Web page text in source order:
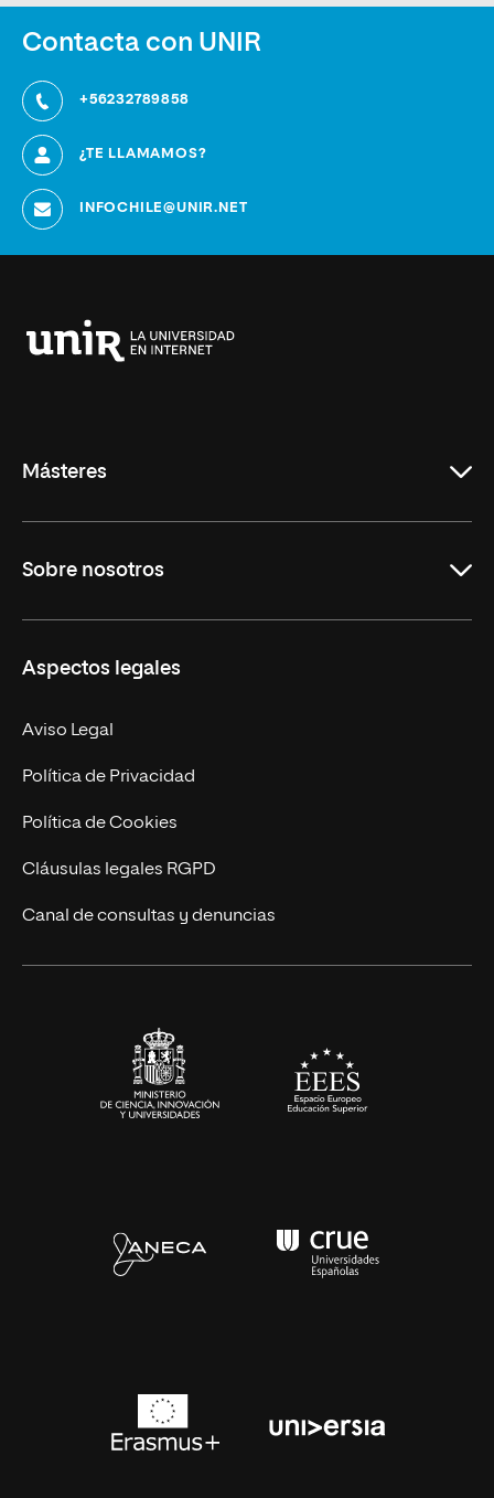
Contacta con UNIR
+56232789858
¿TE LLAMAMOS?
INFOCHILE@UNIR.NET
Másteres
Derecho
Empresa
MBA
Marketing y Comunicación
Ingeniería
Diseño
Ciencias de la Salud
Sobre nosotros
Nuestro Equipo
Contacto
Aspectos legales
Aviso Legal
Política de Privacidad
Política de Cookies
Cláusulas legales RGPD
Canal de consultas y denuncias